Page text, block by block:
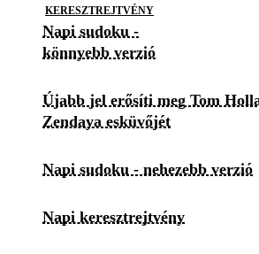
KERESZTREJTVÉNY
Napi sudoku -
könnyebb verzió
Újabb jel erősíti meg Tom
Zendaya esküvőjét
Napi sudoku - nehezebb verzió
Napi keresztrejtvény